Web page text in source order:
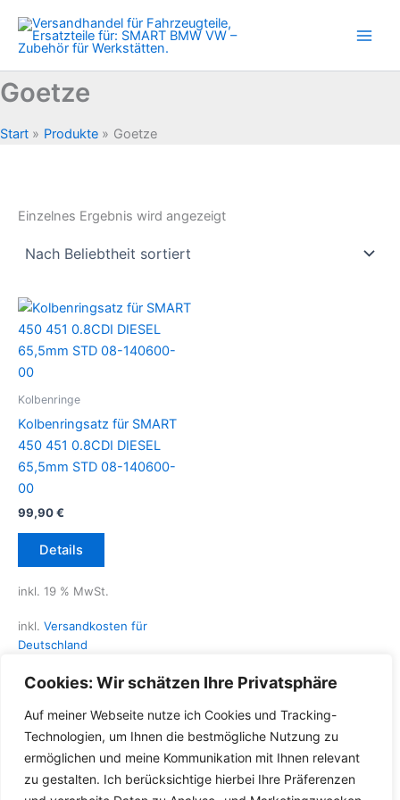
Cookies: Wir schätzen Ihre Privatsphäre
Auf meiner Webseite nutze ich Cookies und Tracking-
Technologien, um Ihnen die bestmögliche Nutzung zu
ermöglichen und meine Kommunikation mit Ihnen relevant
zu gestalten. Ich berücksichtige hierbei Ihre Präferenzen
Inhalt
springen
Goetze
Start Produkte Goetze
Einzelnes Ergebnis wird angezeigt
Kolbenringe
Kolbenringsatz für SMART
450 451 0.8CDI DIESEL
65,5mm STD 08-140600-
00
99,90€
Details
inkl. 19 % MwSt.
inkl. Versandkosten für
Deutschland
Lieferzeit Deutschland:2-3